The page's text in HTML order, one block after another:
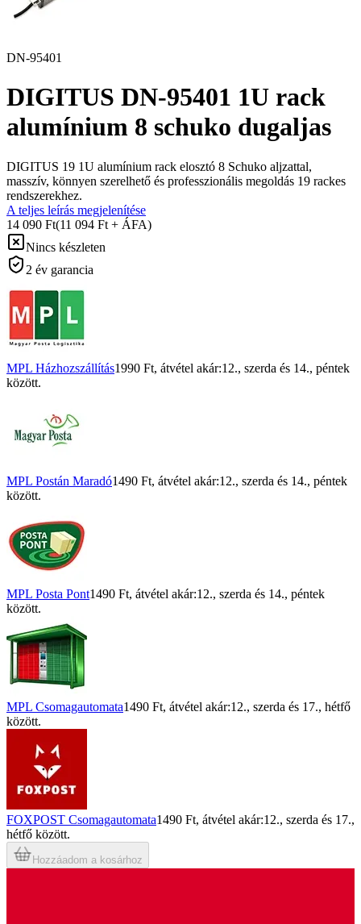
DN-95401
DIGITUS DN-95401 1U rack
alumínium 8 schuko dugaljas
DIGITUS 19 1U alumínium rack elosztó 8 Schuko aljzattal,
masszív, könnyen szerelhető és professzionális megoldás 19 rackes
rendszerekhez.
A teljes leírás megjelenítése
14 090 Ft(11 094 Ft + ÁFA)
Nincs készleten
2 év garancia
MPL Házhozszállítás1990 Ft, átvétel akár:12., szerda és 14., péntek
között.
MPL Postán Maradó1490 Ft, átvétel akár:12., szerda és 14., péntek
között.
MPL Posta Pont1490 Ft, átvétel akár:12., szerda és 14., péntek
között.
MPL Csomagautomata1490 Ft, átvétel akár:12., szerda és 17., hétfő
között.
FOXPOST Csomagautomata1490 Ft, átvétel akár:12., szerda és 17.,
hétfő között.
Hozzáadom a kosárhoz